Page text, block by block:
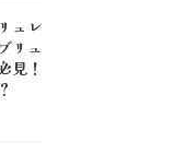
ュレ
リュ
見！